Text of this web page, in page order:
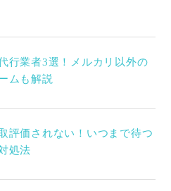
行業者3選！メルカリ以外の
ムも解説
評価されない！いつまで待つ
処法